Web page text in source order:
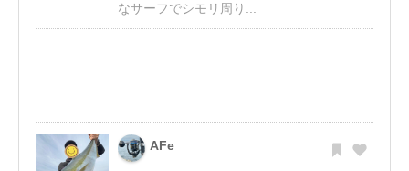
なサーフでシモリ周り...
AFe